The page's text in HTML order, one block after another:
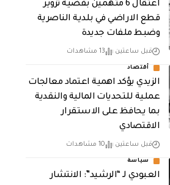
اعتقال 6 متهمين بقضية تزوير
قطع الاراضي في بلدية الناصرية
وضبط ملفات جديدة
قبل ساعتين 13 مشاهدات
أقتصاد
الزيدي يؤكد اهمية اعتماد معالجات
عملية للتحديات المالية والنقدية
بما يحافظ على الاستقرار
الاقتصادي
قبل ساعتين 10 مشاهدات
سياسة
العبودي لـ “الرشيد”: الانتشار